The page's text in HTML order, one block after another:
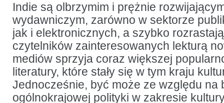
publiczne
i promocja
czytelnictwa:
sondażu
Indie są olbrzymim i prężnie
wydawniczym, zarówno w sektorze
jak i elektronicznych, a szybko
czytelników zainteresowanych lekturą
mediów sprzyja coraz większej
literatury, które stały się w tym kraju
Jednocześnie, być może ze względu na
ogólnokrajowej polityki w zakresie